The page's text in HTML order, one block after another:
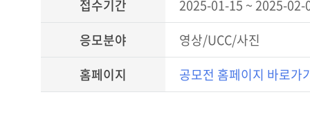
접수기간
2025-01-15 ~ 2025-02-
응모분야
영상/UCC/사진
홈페이지
공모전 홈페이지 바로가